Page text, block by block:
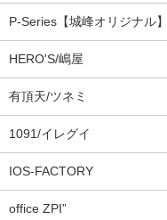
P-Series【城峰オリジナル】
HERO'S/嶋屋
有頂天/ツネミ
1091/イレグイ
IOS-FACTORY
office ZPI”